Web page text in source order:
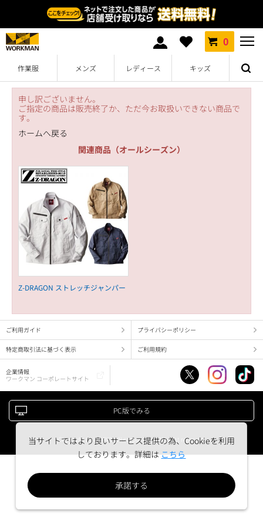
0
作業服 メンズ レディース キッズ
申し訳ございません。
ご指定の商品は販売終了か、ただ今お取扱いできない商品で
す。
ホームへ戻る
関連商品（オールシーズン）
Z-DRAGON ストレッチジャンパー
ご利用ガイド プライバシーポリシー
特定商取引法に基づく表示 ご利用規約
企業情報
ワークマン コーポレートサイト
PC版でみる
Copyright (c) WORKMAN corporation. All right reserved.
当サイトではより良いサービス提供の為、Cookieを利用
しております。詳細はこちら
承諾する